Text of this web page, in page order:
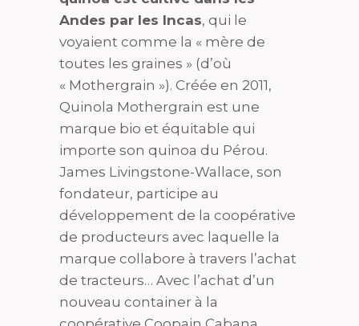
Andes par les Incas, qui le
voyaient comme la « mère de
toutes les graines » (d’où
« Mothergrain »). Créée en 2011,
Quinola Mothergrain est une
marque bio et équitable qui
importe son quinoa du Pérou.
James Livingstone-Wallace, son
fondateur, participe au
développement de la coopérative
de producteurs avec laquelle la
marque collabore à travers l’achat
de tracteurs… Avec l’achat d’un
nouveau container à la